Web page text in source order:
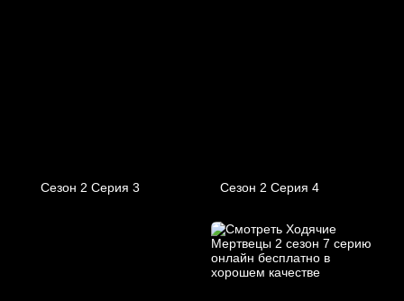
Сезон 2 Серия 3 Сезон 2 Серия 4